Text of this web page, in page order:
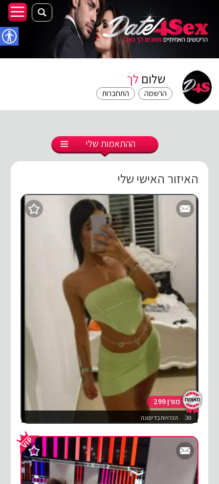
שלום לך
התחברות הרשמה
ההתאמות שלי
האיזור האישי שלי
מורן 299
30 הכרויות בדימונה